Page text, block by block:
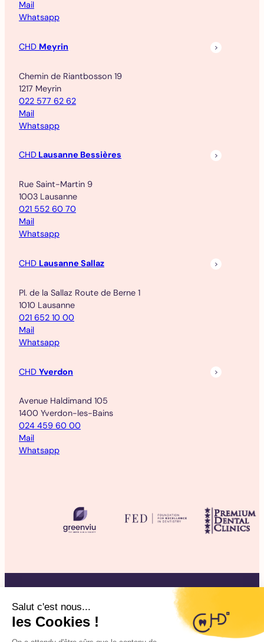
Mail
Whatsapp
CHD Meyrin
Chemin de Riantbosson 19
1217 Meyrin
022 577 62 62
Mail
Whatsapp
CHD Lausanne Bessières
Rue Saint-Martin 9
1003 Lausanne
021 552 60 70
Mail
Whatsapp
CHD Lausanne Sallaz
Pl. de la Sallaz Route de Berne 1
1010 Lausanne
021 652 10 00
Mail
Whatsapp
CHD Yverdon
Avenue Haldimand 105
1400 Yverdon-les-Bains
024 459 60 00
Mail
Whatsapp
©2025 CHD Clinique d’Hygiène Dentaire